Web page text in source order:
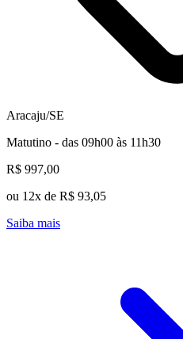
Aracaju/SE
Matutino - das 09h00 às 11h30
R$ 997,00
ou 12x de R$ 93,05
Saiba mais